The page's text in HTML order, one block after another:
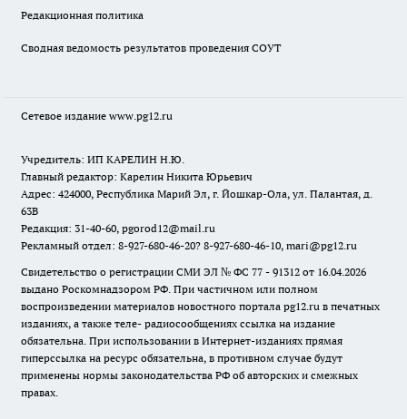
Редакционная политика
Сводная ведомость результатов проведения СОУТ
Сетевое издание www.pg12.ru
Учредитель: ИП КАРЕЛИН Н.Ю.
Главный редактор: Карелин Никита Юрьевич
Адрес: 424000, Республика Марий Эл, г. Йошкар-Ола, ул. Палантая, д.
63В
Редакция: 31-40-60, pgorod12@mail.ru
Рекламный отдел: 8-927-680-46-20? 8-927-680-46-10, mari@pg12.ru
Свидетельство о регистрации СМИ ЭЛ № ФС 77 - 91312 от 16.04.2026
выдано Роскомнадзором РФ. При частичном или полном
воспроизведении материалов новостного портала pg12.ru в печатных
изданиях, а также теле- радиосообщениях ссылка на издание
обязательна. При использовании в Интернет-изданиях прямая
гиперссылка на ресурс обязательна, в противном случае будут
применены нормы законодательства РФ об авторских и смежных
правах.